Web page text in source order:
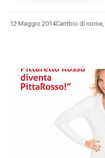
12 Maggio 2014Cambio di nome